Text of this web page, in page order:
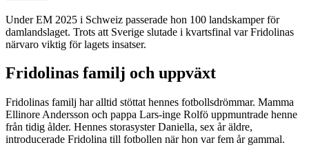
Under EM 2025 i Schweiz passerade hon 100 landskamper för
damlandslaget. Trots att Sverige slutade i kvartsfinal var Fridolinas
närvaro viktig för lagets insatser.
Fridolinas familj och uppväxt
Fridolinas familj har alltid stöttat hennes fotbollsdrömmar. Mamma
Ellinore Andersson och pappa Lars-inge Rolfö uppmuntrade henne
från tidig ålder. Hennes storasyster Daniella, sex år äldre,
introducerade Fridolina till fotbollen när hon var fem år gammal.